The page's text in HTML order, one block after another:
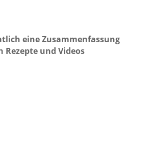
eine Zusammenfassung
Rezepte und Videos